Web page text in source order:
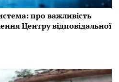
про важливість
Центру відповідальної